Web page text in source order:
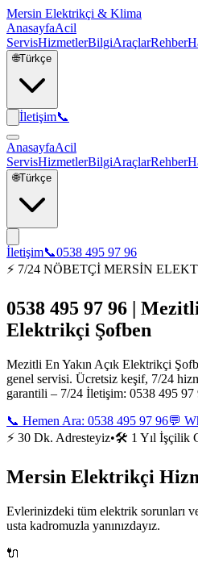
Mersin Elektrikçi & Klima
AnasayfaAcil
ServisHizmetlerBilgiAraçlarRehber
🌐Türkçe
İletişim📞
AnasayfaAcil
ServisHizmetlerBilgiAraçlarRehber
🌐Türkçe
İletişim📞0538 495 97 96
⚡ 7/24 NÖBETÇİ MERSİN
0538 495 97 96 |
Elektrikçi Şofben
Mezitli En Yakın Açık Elektrikçi
genel servisi. Ücretsiz keşif, 7/24
garantili – 7/24 İletişim: 0538 495 97
📞 Hemen Ara: 0538 495 97 96💬
⚡ 30 Dk. Adresteyiz•🛠️ 1 Yıl İşçilik
Mersin Elektrikçi
Evlerinizdeki tüm elektrik sorunları
usta kadromuzla yanınızdayız.
🔌